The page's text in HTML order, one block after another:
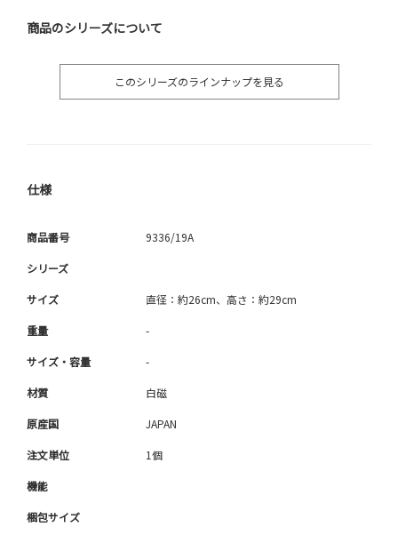
商品のシリーズについて
このシリーズのラインナップを見る
仕様
商品番号 9336/19A
シリーズ
サイズ 直径：約26cm、高さ：約29cm
重量 -
サイズ・容量 -
材質 白磁
原産国 JAPAN
注文単位 1個
機能
梱包サイズ